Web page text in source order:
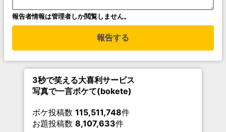
報告者情報は管理者しか閲覧しません。
報告する
3秒で笑える大喜利サービス
写真で一言ボケて(bokete)
ボケ投稿数 115,511,748件
お題投稿数 8,107,633件